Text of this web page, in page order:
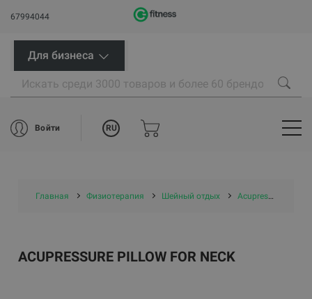
67994044
Для бизнеса
Войти RU
Главная Физиотерапия Шейный отдых Acupressure pillow for neck
ACUPRESSURE PILLOW FOR NECK